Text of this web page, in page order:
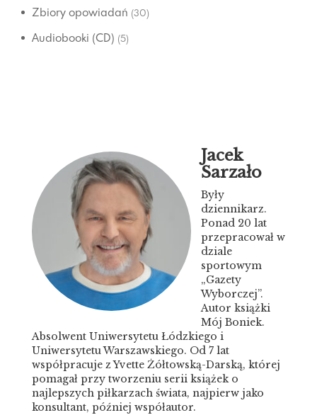
Zbiory opowiadań (30)
Audiobooki (CD) (5)
Jacek
Sarzało
Były
dziennikarz.
Ponad 20 lat
przepracował w
dziale
sportowym
„Gazety
Wyborczej”.
Autor książki
Mój Boniek.
Absolwent Uniwersytetu Łódzkiego i
Uniwersytetu Warszawskiego. Od 7 lat
współpracuje z Yvette Żółtowską-Darską, której
pomagał przy tworzeniu serii książek o
najlepszych piłkarzach świata, najpierw jako
konsultant, później współautor.